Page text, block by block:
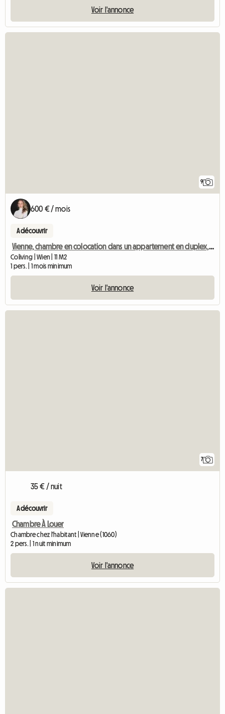
Voir l'annonce
9
600 € / mois
A découvrir
Vienne, chambre en colocation dans un appartement en duplex, 15e arrondissement
Coliving | Wien | 11 M2
1 pers. | 1 mois minimum
Voir l'annonce
7
35 € / nuit
A découvrir
Chambre À Louer
Chambre chez l'habitant | Vienne (1060)
2 pers. | 1 nuit minimum
Voir l'annonce